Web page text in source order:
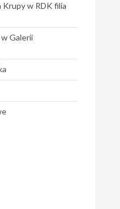
Krupy w RDK filia
w Galerii